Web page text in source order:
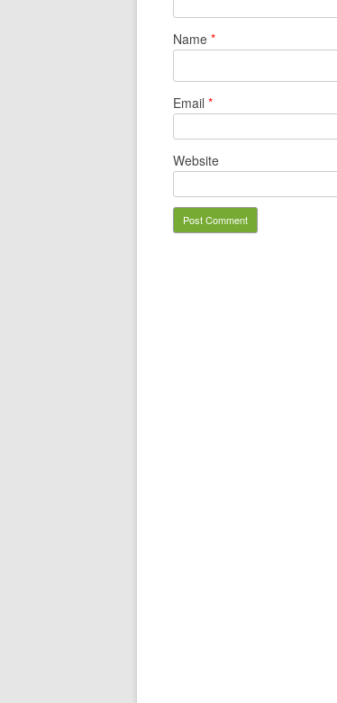
Name *
Email *
Website